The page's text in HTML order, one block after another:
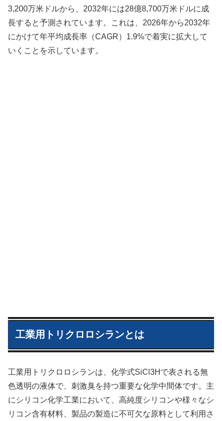
3,200万米ドルから、2032年には28億8,700万米ドルに成
長すると予測されています。これは、2026年から2032年
にかけて年平均成長率（CAGR）1.9%で着実に拡大して
いくことを示しています。
工業用トリクロロシランとは
工業用トリクロロシランは、化学式SiCl3Hで表される無
色透明の液体で、刺激臭を持つ重要な化学中間体です。主
にシリコン化学工業において、高純度シリコンや様々なシ
リコン含有材料、製品の製造に不可欠な原料として利用さ